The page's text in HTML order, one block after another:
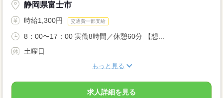
静岡県富士市
時給1,300円 交通費一部支給
8：00〜17：00 実働8時間／休憩60分 【想...
土曜日
もっと見る
求人詳細を見る